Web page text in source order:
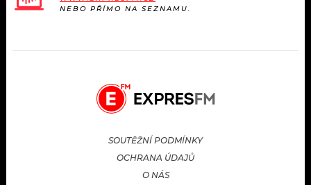
NEBO PŘÍMO NA SEZNAMU.
SOUTĚŽNÍ PODMÍNKY
OCHRANA ÚDAJŮ
O NÁS